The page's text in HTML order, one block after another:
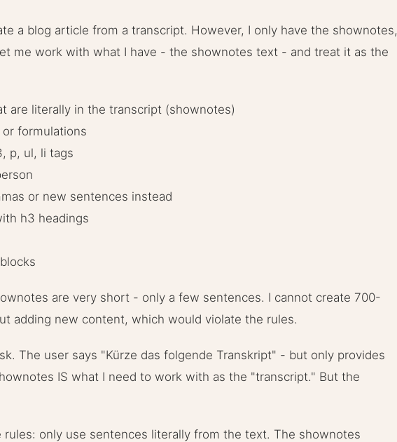
a blog article from a transcript. However, I only have the shownotes,
me work with what I have - the shownotes text - and treat it as the
are literally in the transcript (shownotes)
formulations
p, ul, li tags
or new sentences instead
h3 headings
are very short - only a few sentences. I cannot create 700-
adding new content, which would violate the rules.
The user says "Kürze das folgende Transkript" - but only provides
IS what I need to work with as the "transcript." But the
only use sentences literally from the text. The shownotes